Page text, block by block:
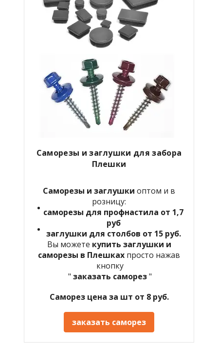
Саморезы и заглушки для забора
Плешки
Саморезы и заглушки оптом и в
розницу:
саморезы для профнастила от 1,7
руб
заглушки для столбов от 15 руб.
Вы можете купить заглушки и
саморезы в Плешках просто нажав
кнопку
" заказать саморез"
Саморез цена за шт от 8 руб.
заказать саморез